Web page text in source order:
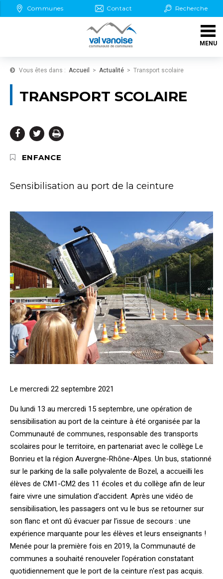
Aller aux démarches en ligne
Aller à la recherche
Communes Contact Recherche
MENU
Vous êtes dans : Accueil Actualité Transport scolaire
TRANSPORT SCOLAIRE
Partager
Facebook
Partager
Twitter
Imprimer
THÉMATIQUE :
ENFANCE
Sensibilisation au port de la ceinture
Le mercredi 22 septembre 2021
Du lundi 13 au mercredi 15 septembre, une opération de
sensibilisation au port de la ceinture à été organisée par la
Communauté de communes, responsable des transports
scolaires pour le territoire, en partenariat avec le collège Le
Bonrieu et la région Auvergne-Rhône-Alpes. Un bus, stationné
sur le parking de la salle polyvalente de Bozel, a accueilli les
élèves de CM1-CM2 des 11 écoles et du collège afin de leur
faire vivre une simulation d’accident. Après une vidéo de
sensibilisation, les passagers ont vu le bus se retourner sur
son flanc et ont dû évacuer par l’issue de secours : une
expérience marquante pour les élèves et leurs enseignants !
Menée pour la première fois en 2019, la Communauté de
communes a souhaité renouveler l’opération constatant
quotidiennement que le port de la ceinture n'est pas acquis.